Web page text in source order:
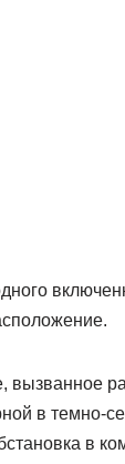
в темно-
в